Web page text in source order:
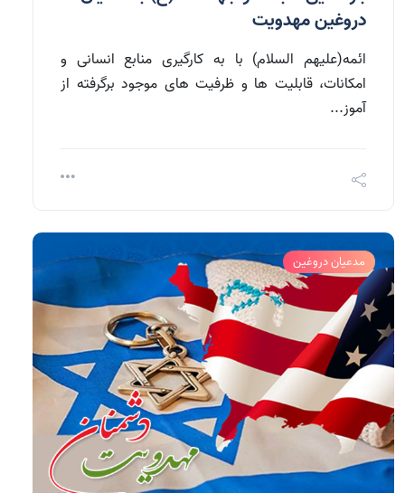
دروغین مهدویت
ائمه(علیهم السلام) با به کارگیری منابع انسانی و
امکانات، قابلیت ها و ظرفیت های موجود برگرفته از
آموز...
مدعیان دروغین